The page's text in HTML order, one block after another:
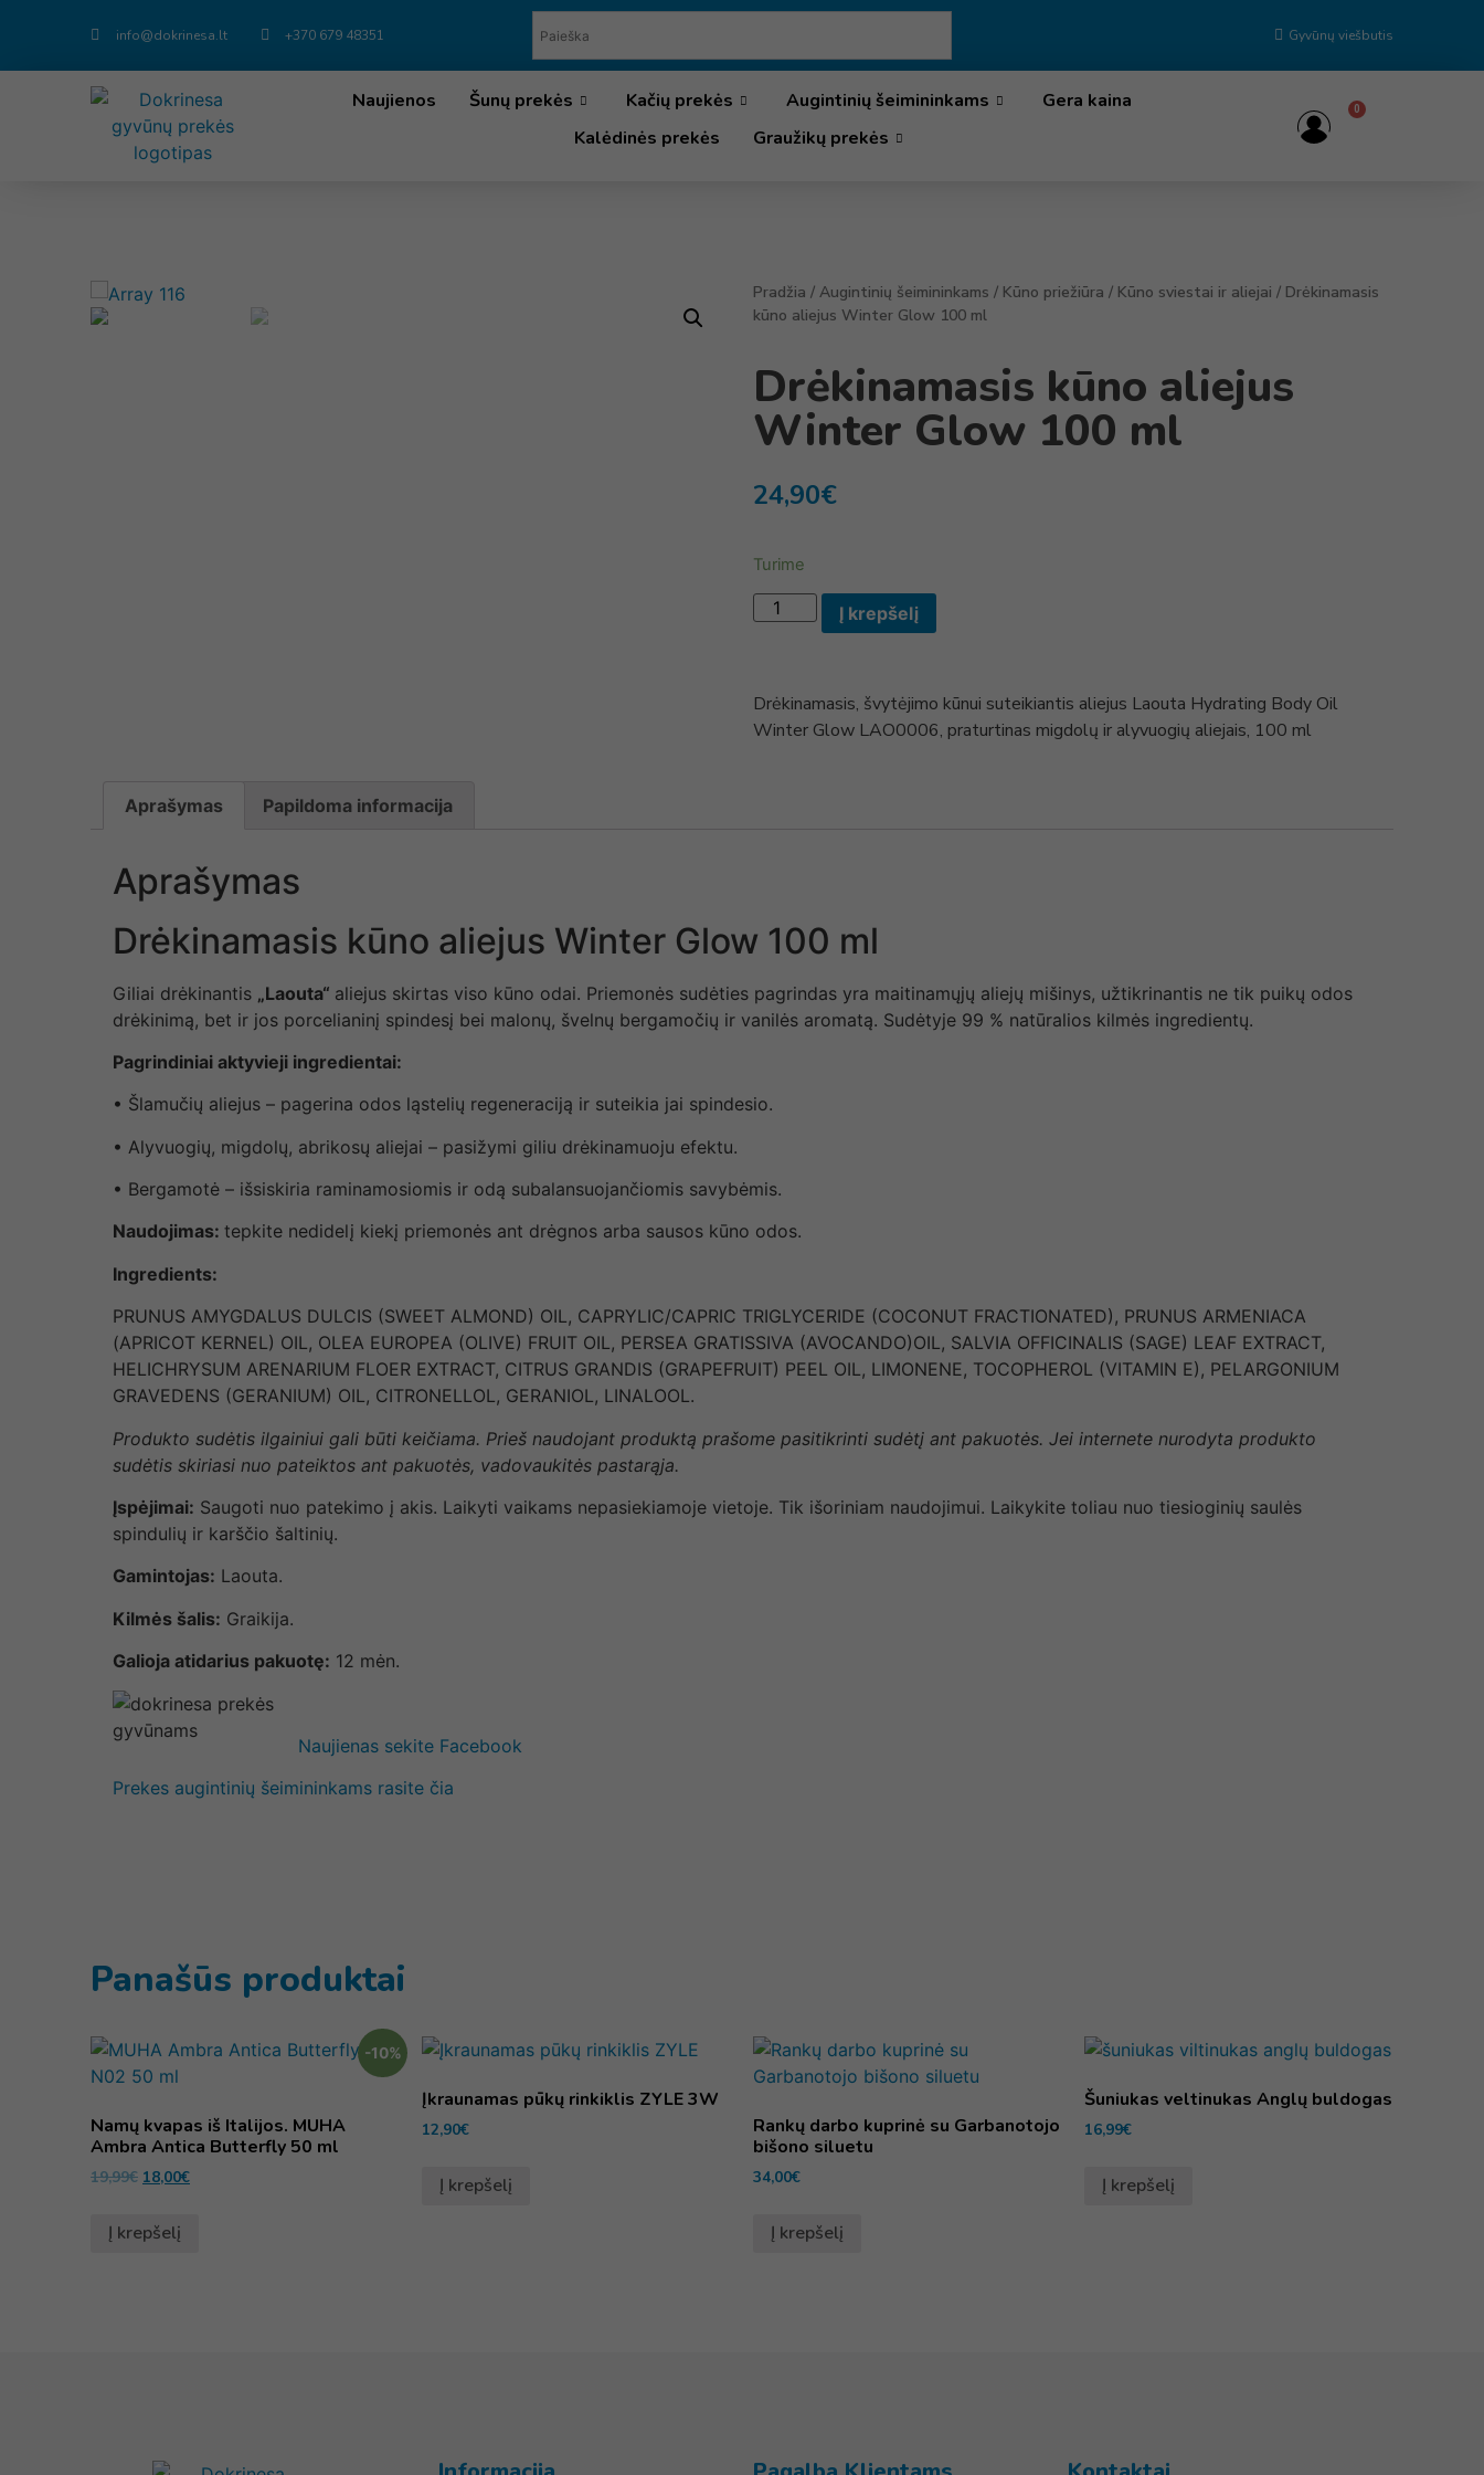
info@dokrinesa.lt +370 679 48351 Gyvūnų viešbutis
Naujienos Šunų prekės Kačių prekės Augintinių šeimininkams
Gera kaina
Kalėdinės prekės
Graužikų prekės
0
Pradžia / Augintinių šeimininkams / Kūno priežiūra / Kūno sviestai ir aliejai / Drėkinamasis
kūno aliejus Winter Glow 100 ml
Drėkinamasis kūno aliejus
Winter Glow 100 ml
24,90€
Turime
Į krepšelį
Drėkinamasis, švytėjimo kūnui suteikiantis aliejus Laouta Hydrating Body Oil
Winter Glow LAO0006, praturtinas migdolų ir alyvuogių aliejais, 100 ml
Aprašymas Papildoma informacija
Aprašymas
Drėkinamasis kūno aliejus Winter Glow 100 ml
Giliai drėkinantis „Laouta“ aliejus skirtas viso kūno odai. Priemonės sudėties pagrindas yra maitinamųjų aliejų mišinys, užtikrinantis ne tik puikų odos
drėkinimą, bet ir jos porcelianinį spindesį bei malonų, švelnų bergamočių ir vanilės aromatą. Sudėtyje 99 % natūralios kilmės ingredientų.
Pagrindiniai aktyvieji ingredientai:
• Šlamučių aliejus – pagerina odos ląstelių regeneraciją ir suteikia jai spindesio.
• Alyvuogių, migdolų, abrikosų aliejai – pasižymi giliu drėkinamuoju efektu.
• Bergamotė – išsiskiria raminamosiomis ir odą subalansuojančiomis savybėmis.
Naudojimas: tepkite nedidelį kiekį priemonės ant drėgnos arba sausos kūno odos.
Ingredients:
PRUNUS AMYGDALUS DULCIS (SWEET ALMOND) OIL, CAPRYLIC/CAPRIC TRIGLYCERIDE (COCONUT FRACTIONATED), PRUNUS ARMENIACA
(APRICOT KERNEL) OIL, OLEA EUROPEA (OLIVE) FRUIT OIL, PERSEA GRATISSIVA (AVOCANDO)OIL, SALVIA OFFICINALIS (SAGE) LEAF EXTRACT,
HELICHRYSUM ARENARIUM FLOER EXTRACT, CITRUS GRANDIS (GRAPEFRUIT) PEEL OIL, LIMONENE, TOCOPHEROL (VITAMIN E), PELARGONIUM
GRAVEDENS (GERANIUM) OIL, CITRONELLOL, GERANIOL, LINALOOL.
Produkto sudėtis ilgainiui gali būti keičiama. Prieš naudojant produktą prašome pasitikrinti sudėtį ant pakuotės. Jei internete nurodyta produkto
sudėtis skiriasi nuo pateiktos ant pakuotės, vadovaukitės pastarąja.
Įspėjimai: Saugoti nuo patekimo į akis. Laikyti vaikams nepasiekiamoje vietoje. Tik išoriniam naudojimui. Laikykite toliau nuo tiesioginių saulės
spindulių ir karščio šaltinių.
Gamintojas: Laouta.
Kilmės šalis: Graikija.
Galioja atidarius pakuotę: 12 mėn.
Naujienas sekite Facebook
Prekes augintinių šeimininkams rasite čia
Panašūs produktai
-10%
Namų kvapas iš Italijos. MUHA
Ambra Antica Butterfly 50 ml
19,99€ 18,00€
Į krepšelį
Įkraunamas pūkų rinkiklis ZYLE 3W
12,90€
Į krepšelį
Rankų darbo kuprinė su Garbanotojo
bišono siluetu
34,00€
Į krepšelį
Šuniukas veltinukas Anglų buldogas
16,99€
Į krepšelį